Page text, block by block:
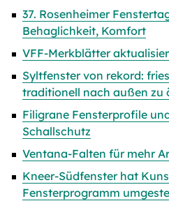
37. Rosenheimer
Behaglichkeit, Komfort
VFF-Merkblätter
Syltfenster von rekord:
traditionell nach außen zu
Filigrane Fensterprofile
Schallschutz
Ventana-Falten für mehr
Kneer-Südfenster hat
Fensterprogramm